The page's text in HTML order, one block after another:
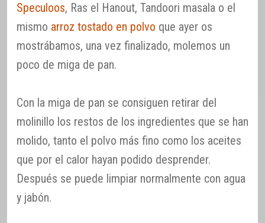
Speculoos, Ras el Hanout, Tandoori masala o el
mismo arroz tostado en polvo que ayer os
mostrábamos, una vez finalizado, molemos un
poco de miga de pan.
Con la miga de pan se consiguen retirar del
molinillo los restos de los ingredientes que se han
molido, tanto el polvo más fino como los aceites
que por el calor hayan podido desprender.
Después se puede limpiar normalmente con agua
y jabón.